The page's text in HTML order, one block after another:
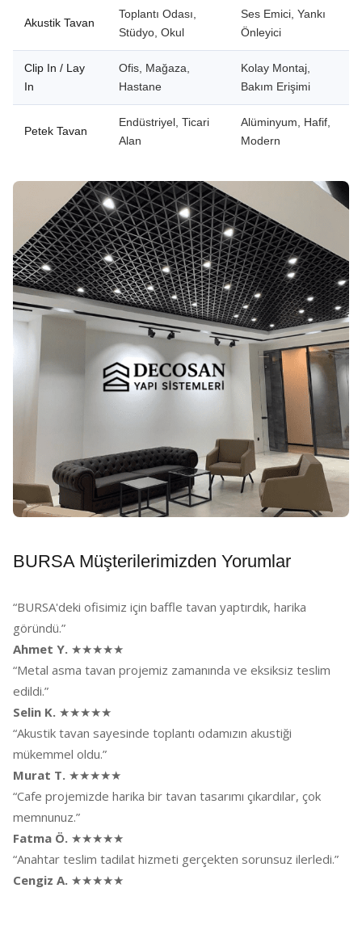
Akustik Tavan
Toplantı Odası,
Stüdyo, Okul
Ses Emici, Yankı
Önleyici
Clip In / Lay
In
Ofis, Mağaza,
Hastane
Kolay Montaj,
Bakım Erişimi
Petek Tavan
Endüstriyel, Ticari
Alan
Alüminyum, Hafif,
Modern
BURSA Müşterilerimizden Yorumlar
“BURSA'deki ofisimiz için baffle tavan yaptırdık, harika
göründü.”
Ahmet Y. ★★★★★
“Metal asma tavan projemiz zamanında ve eksiksiz teslim
edildi.”
Selin K. ★★★★★
“Akustik tavan sayesinde toplantı odamızın akustiği
mükemmel oldu.”
Murat T. ★★★★★
“Cafe projemizde harika bir tavan tasarımı çıkardılar, çok
memnunuz.”
Fatma Ö. ★★★★★
“Anahtar teslim tadilat hizmeti gerçekten sorunsuz ilerledi.”
Cengiz A. ★★★★★